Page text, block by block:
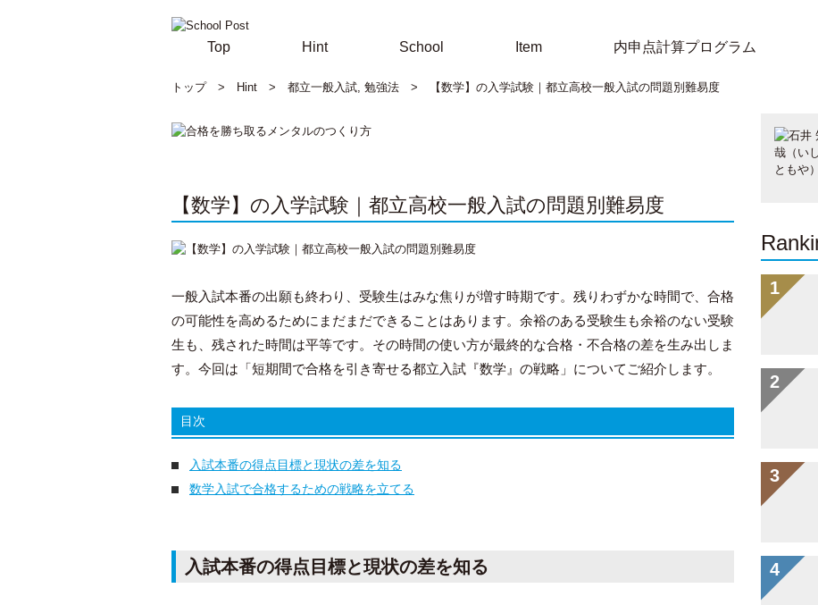
Top Hint School Item 内申点計算プログラム
トップ> Hint > 都立一般入試, 勉強法 > 【数学】の入学試験｜都立高校一般入試の問題別難易度
【数学】の入学試験｜都立高校一般入試の問題別難易度
一般入試本番の出願も終わり、受験生はみな焦りが増す時期です。残りわずかな時間で、合格
の可能性を高めるためにまだまだできることはあります。余裕のある受験生も余裕のない受験
生も、残された時間は平等です。その時間の使い方が最終的な合格・不合格の差を生み出しま
す。今回は「短期間で合格を引き寄せる都立入試『数学』の戦略」についてご紹介します。
目次
入試本番の得点目標と現状の差を知る
数学入試で合格するための戦略を立てる
入試本番の得点目標と現状の差を知る